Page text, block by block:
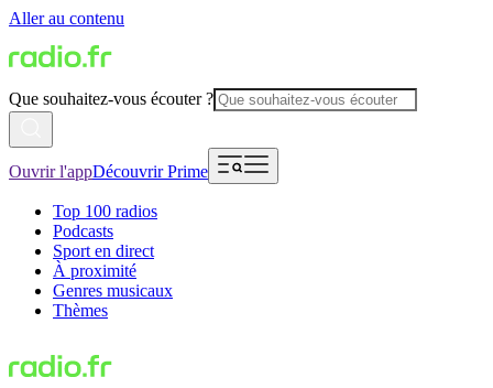
Aller au contenu
Que souhaitez-vous écouter ?
Ouvrir l'appDécouvrir Prime
Top 100 radios
Podcasts
Sport en direct
À proximité
Genres musicaux
Thèmes